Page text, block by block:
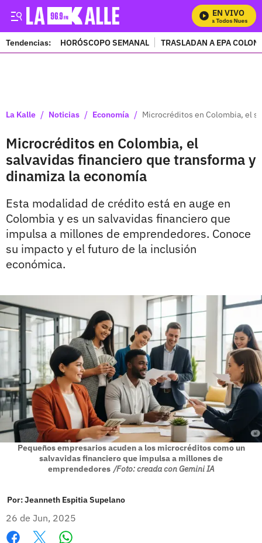
EN VIVO
Mira Todos Nuestros
Tendencias: HORÓSCOPO SEMANAL TRASLADAN A EPA
La Kalle / Noticias / Economía / Microcréditos en Colombia, el
Microcréditos en Colombia, el
salvavidas financiero que transforma y
dinamiza la economía
Esta modalidad de crédito está en auge en
Colombia y es un salvavidas financiero que
impulsa a millones de emprendedores. Conoce
su impacto y el futuro de la inclusión
económica.
Pequeños empresarios acuden a los microcréditos como un
salvavidas financiero que impulsa a millones de
emprendedores /Foto: creada con Gemini IA
Por:Jeanneth Espitia Supelano
26 de Jun, 2025